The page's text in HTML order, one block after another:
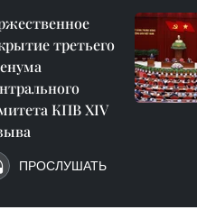
третьего
КПВ XIV
ПРОСЛУШАТЬ